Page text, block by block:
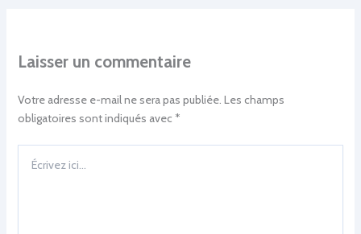
Laisser un commentaire
Votre adresse e-mail ne sera pas publiée. Les champs
obligatoires sont indiqués avec *
ici…